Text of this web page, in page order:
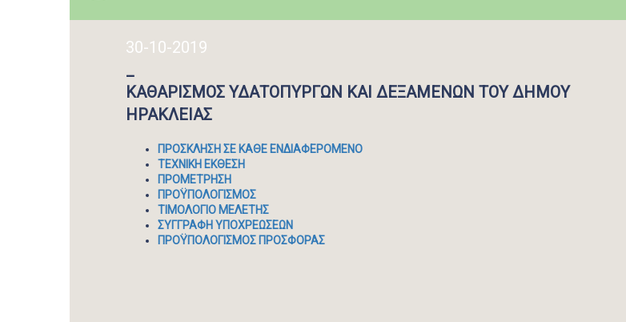
30-10-2019
_
ΚΑΘΑΡΙΣΜΟΣ ΥΔΑΤΟΠΥΡΓΩΝ ΚΑΙ ΔΕΞΑΜΕΝΩΝ ΤΟΥ ΔΗΜΟΥ
ΗΡΑΚΛΕΙΑΣ
ΠΡΟΣΚΛΗΣΗ ΣΕ ΚΑΘΕ ΕΝΔΙΑΦΕΡΟΜΕΝΟ
ΤΕΧΝΙΚΗ ΕΚΘΕΣΗ
ΠΡΟΜΕΤΡΗΣΗ
ΠΡΟΫΠΟΛΟΓΙΣΜΟΣ
ΤΙΜΟΛΟΓΙΟ ΜΕΛΕΤΗΣ
ΣΥΓΓΡΑΦΗ ΥΠΟΧΡΕΩΣΕΩΝ
ΠΡΟΫΠΟΛΟΓΙΣΜΟΣ ΠΡΟΣΦΟΡΑΣ